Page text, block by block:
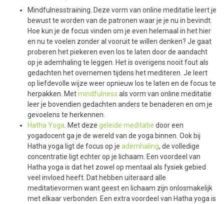
Mindfulnesstraining. Deze vorm van online meditatie leert je
bewust te worden van de patronen waar je je nu in bevindt.
Hoe kun je de focus vinden om je even helemaal in het hier
en nu te voelen zonder al vooruit te willen denken? Je gaat
proberen het piekeren even los te laten door de aandacht
op je ademhaling te leggen. Het is overigens nooit fout als
gedachten het overnemen tijdens het mediteren. Je leert
op liefdevolle wijze weer opnieuw los te laten en de focus te
herpakken. Metmindfulness als vorm van online meditatie
leer je bovendien gedachten anders te benaderen en om je
gevoelens te herkennen.
Hatha Yoga . Met deze geleide meditatie door een
yogadocent ga je de wereld van de yoga binnen. Ook bij
Hatha yoga ligt de focus op je ademhaling, de volledige
concentratie ligt echter op je lichaam. Een voordeel van
Hatha yoga is dat het zowel op mentaal als fysiek gebied
veel invloed heeft. Dat hebben uiteraard alle
meditatievormen want geest en lichaam zijn onlosmakelijk
met elkaar verbonden. Een extra voordeel van Hatha yoga is